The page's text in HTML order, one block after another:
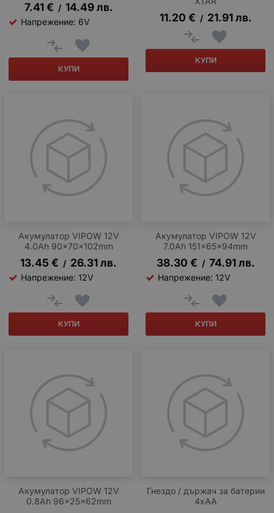
7.41 € / 14.49 лв.
Напрежение: 6V
КУПИ
11.20 € / 21.91 лв.
КУПИ
Акумулатор VIPOW 12V
4.0Ah 90x70x102mm
13.45 € / 26.31лв.
Напрежение: 12V
КУПИ
Акумулатор VIPOW 12V
7.0Ah 151x65x94mm
38.30 € / 74.91 лв.
Напрежение: 12V
КУПИ
Акумулатор VIPOW 12V
0.8Ah 96x25x62mm
Гнездо / държач за батерии
4xAA